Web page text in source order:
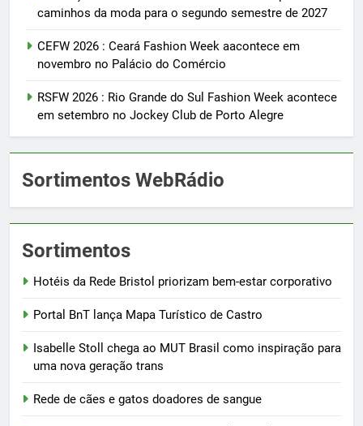
caminhos da moda para o segundo semestre de 2027
CEFW 2026 : Ceará Fashion Week aacontece em
novembro no Palácio do Comércio
RSFW 2026 : Rio Grande do Sul Fashion Week acontece
em setembro no Jockey Club de Porto Alegre
Sortimentos WebRádio
Sortimentos
Hotéis da Rede Bristol priorizam bem-estar corporativo
Portal BnT lança Mapa Turístico de Castro
Isabelle Stoll chega ao MUT Brasil como inspiração para
uma nova geração trans
Rede de cães e gatos doadores de sangue